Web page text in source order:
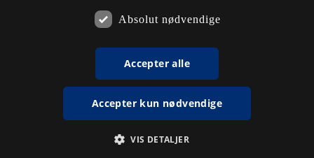
Absolut nødvendige
Accepter alle
Accepter kun nødvendige
VIS DETALJER